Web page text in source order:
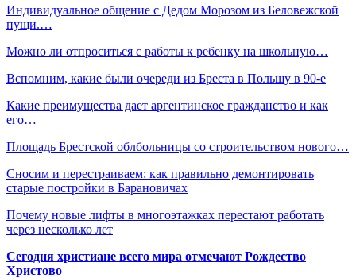
Индивидуальное общение с Дедом Морозом из Беловежской
пущи.…
Можно ли отпроситься с работы к ребенку на школьную…
Вспомним, какие были очереди из Бреста в Польшу в 90-е
Какие преимущества дает аргентинское гражданство и как
его…
Площадь Брестской облбольницы со строительством нового…
Сносим и перестраиваем: как правильно демонтировать
старые постройки в Барановичах
Почему новые лифты в многоэтажках перестают работать
через несколько лет
Сегодня христиане всего мира отмечают Рождество
Христово